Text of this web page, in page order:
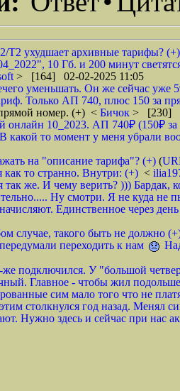
Т2 ухудшает архивные тарифы? (+)
10 Гб. и 200 минут
> [164] 02-02-2025 11:05
уменьшать. Он же сейчас уже
Только АП 740, плюс 150 за
номер. (+) < Бичок > [230]
10_2023. АП 740₽ (150₽ за
какой то момент у меня убрали
на "описание тарифа"? (+) (
то странно. Внутри: (+) <
так же. И чему верить? ))) Бардак,
Ну смотри. Я не куда не
Единственное через
случае, такого быть не должно
переходить к нам
подключился. У "большой
Главное - чтобы жил
сим мало того что не
столкнулся год назад. Менял
Нужно здесь и сейчас при нас